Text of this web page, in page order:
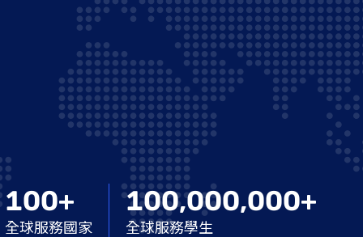
100+
全球服務國家
100,000,000+
全球服務學生